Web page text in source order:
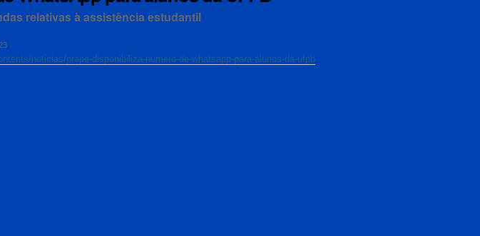
relativas à assistência estudantil
noticias/prape-disponibiliza-numero-de-whatsapp-para-alunos-da-ufpb